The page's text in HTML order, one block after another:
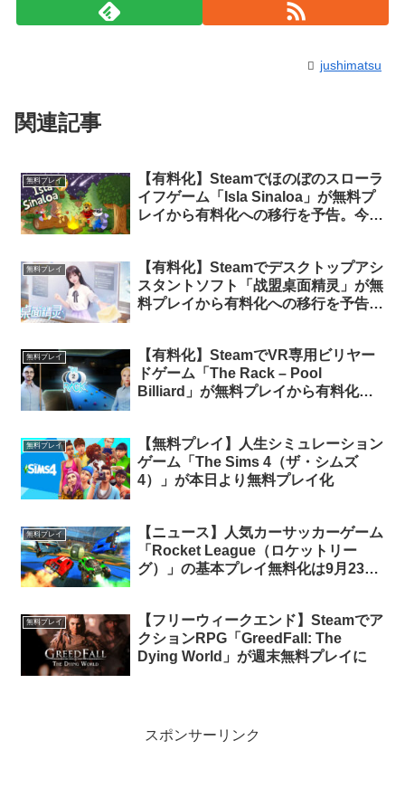
jushimatsu
関連記事
無料プレイ
【有料化】Steamでほのぼのスローラ
イフゲーム「Isla Sinaloa」が無料プ
レイから有料化への移行を予告。今の
無料プレイ
【有料化】Steamでデスクトップアシ
スタントソフト「战盟桌面精灵」が無
料プレイから有料化への移行を予告。
無料プレイ
【有料化】SteamでVR専用ビリヤー
ドゲーム「The Rack – Pool
Billiard」が無料プレイから有料化へ
無料プレイ
【無料プレイ】人生シミュレーション
ゲーム「The Sims 4（ザ・シムズ
4）」が本日より無料プレイ化
無料プレイ
【ニュース】人気カーサッカーゲーム
「Rocket League（ロケットリー
グ）」の基本プレイ無料化は9月23日
無料プレイ
【フリーウィークエンド】Steamでア
クションRPG「GreedFall: The
Dying World」が週末無料プレイに
スポンサーリンク